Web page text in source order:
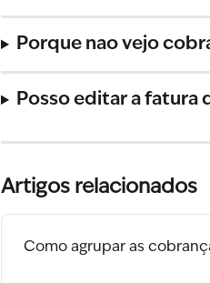
Porque nao vejo
Posso editar a fatura
Artigos relacionados
Como agrupar as